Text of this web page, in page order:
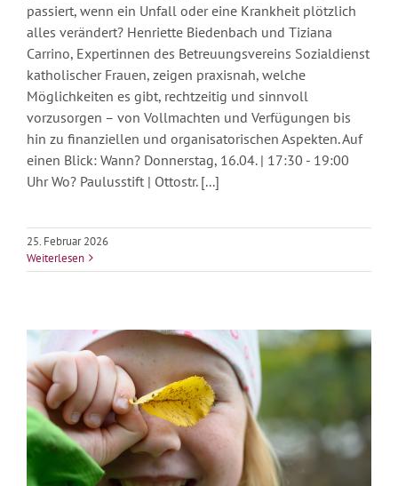
passiert, wenn ein Unfall oder eine Krankheit plötzlich
alles verändert? Henriette Biedenbach und Tiziana
Carrino, Expertinnen des Betreuungsvereins Sozialdienst
katholischer Frauen, zeigen praxisnah, welche
Möglichkeiten es gibt, rechtzeitig und sinnvoll
vorzusorgen – von Vollmachten und Verfügungen bis
hin zu finanziellen und organisatorischen Aspekten. Auf
einen Blick: Wann? Donnerstag, 16.04. | 17:30 - 19:00
Uhr Wo? Paulusstift | Ottostr. [...]
25. Februar 2026
Weiterlesen